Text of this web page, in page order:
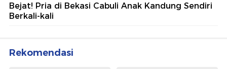
Bejat! Pria di Bekasi Cabuli Anak Kandung Sendiri
Berkali-kali
Rekomendasi